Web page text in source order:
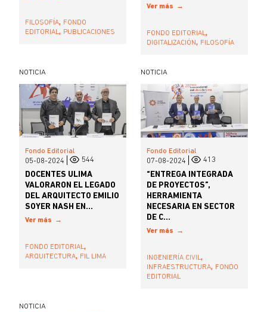
FILOSOFÍA, FONDO
EDITORIAL, PUBLICACIONES
Ver más
FONDO EDITORIAL,
DIGITALIZACIÓN, FILOSOFÍA
NOTICIA
Fondo Editorial
05-08-2024 544
DOCENTES ULIMA
VALORARON EL LEGADO
DEL ARQUITECTO EMILIO
SOYER NASH EN...
Ver más
FONDO EDITORIAL,
ARQUITECTURA, FIL LIMA
NOTICIA
Fondo Editorial
07-08-2024 413
“ENTREGA INTEGRADA
DE PROYECTOS”,
HERRAMIENTA
NECESARIA EN SECTOR
DE C...
Ver más
INGENIERÍA CIVIL,
INFRAESTRUCTURA, FONDO
EDITORIAL
NOTICIA